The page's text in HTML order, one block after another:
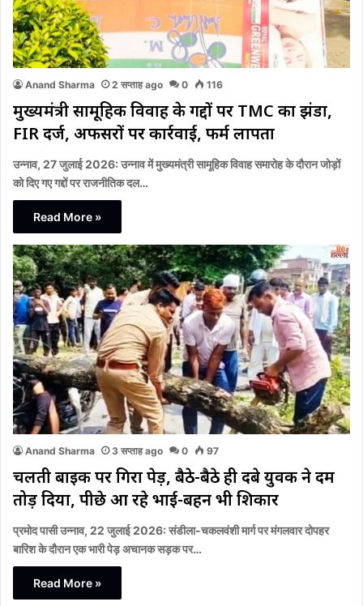
Anand Sharma 2 सप्ताह ago 0 116
मुख्यमंत्री सामूहिक विवाह के गद्दों पर TMC का झंडा,
FIR दर्ज, अफसरों पर कार्रवाई, फर्म लापता
उन्नाव, 27 जुलाई 2026: उन्नाव में मुख्यमंत्री सामूहिक विवाह समारोह के दौरान जोड़ों
को दिए गए गद्दों पर राजनीतिक दल…
Read More »
Anand Sharma 3 सप्ताह ago 0 97
चलती बाइक पर गिरा पेड़, बैठे-बैठे ही दबे युवक ने दम
तोड़ दिया, पीछे आ रहे भाई-बहन भी शिकार
प्रमोद पासी उन्नाव, 22 जुलाई 2026: संडीला-चकलवंशी मार्ग पर मंगलवार दोपहर
बारिश के दौरान एक भारी पेड़ अचानक सड़क पर…
Read More »